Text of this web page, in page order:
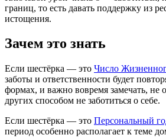
границ, то есть давать поддержку из
истощения.
Зачем это знать
Если шестёрка — это Число
заботы и ответственности будет
формах, и важно вовремя замечать, не
других способом не заботиться о себе.
Если шестёрка — это Персональный
период особенно располагает к теме